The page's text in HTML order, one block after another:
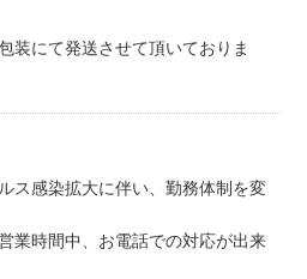
装にて発送させて頂いておりま
ス感染拡大に伴い、勤務体制を変
業時間中、お電話での対応が出来